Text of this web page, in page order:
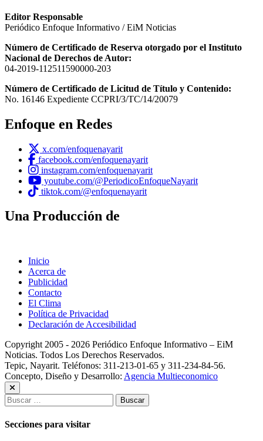
Editor Responsable
Periódico Enfoque Informativo / EiM Noticias
Número de Certificado de Reserva otorgado por el Instituto
Nacional de Derechos de Autor:
04-2019-112511590000-203
Número de Certificado de Licitud de Título y Contenido:
No. 16146 Expediente CCPRI/3/TC/14/20079
Enfoque en Redes
x.com/enfoquenayarit
facebook.com/enfoquenayarit
instagram.com/enfoquenayarit
youtube.com/@PeriodicoEnfoqueNayarit
tiktok.com/@enfoquenayarit
Una Producción de
Inicio
Acerca de
Publicidad
Contacto
El Clima
Política de Privacidad
Declaración de Accesibilidad
Copyright 2005 - 2026 Periódico Enfoque Informativo – EiM
Noticias. Todos Los Derechos Reservados.
Tepic, Nayarit. Teléfonos: 311-213-01-65 y 311-234-84-56.
Concepto, Diseño y Desarrollo: Agencia Multieconomico
Buscar:
Secciones para visitar